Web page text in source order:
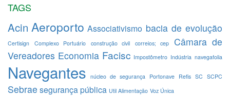
TAGS
Acin Aeroporto Associativismo bacia de evolução
Certisign Complexo Portuário construção civil correios; cep
Câmara de
Vereadores Economia Facisc Impostômetro Indústria navegafolia
Navegantes núcleo de segurança Portonave Refis SC SCPC
Sebrae segurança pública Util Alimentação Voz Única